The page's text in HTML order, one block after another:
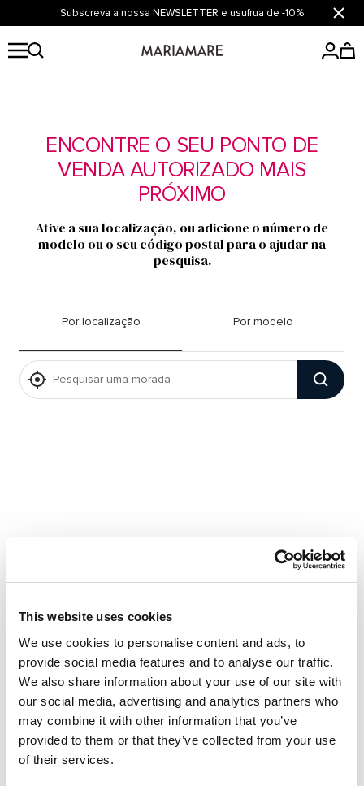
This website uses cookies
We use cookies to personalise content and ads, to
provide social media features and to analyse our traffic.
We also share information about your use of our site with
our social media, advertising and analytics partners who
may combine it with other information that you’ve
provided to them or that they’ve collected from your use
of their services.
para
Subscreva a nossa NEWSLETTER e usufrua de -10%
Mariamare
ENCONTRE O SEU PONTO DE
VENDA AUTORIZADO MAIS
PRÓXIMO
Ative a sua localização, ou adicione o número de
modelo ou o seu código postal para o ajudar na
pesquisa.
Por localização Por modelo